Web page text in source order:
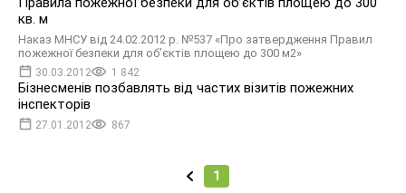
кв. м
Наказ МНСУ від 24.02.2012 р. №537 «Про затвердження Правил
пожежної безпеки для об’єктів площею до 300 м2»
30.03.2012 1 842
Бізнесменів позбавлять від частих візитів пожежних
інспекторів
27.01.2012 867
1